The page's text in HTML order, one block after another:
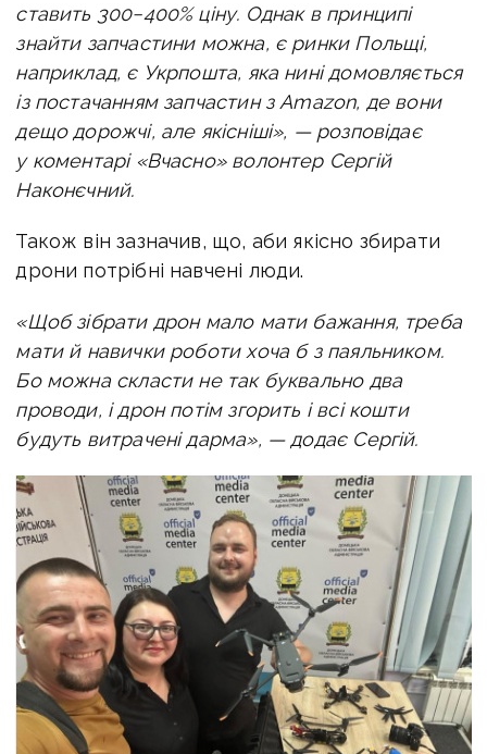
ставить 300−400% ціну. Однак в принципі
знайти запчастини можна, є ринки Польщі,
наприклад, є Укрпошта, яка нині домовляється
із постачанням запчастин з Amazon, де вони
дещо дорожчі, але якісніші», — розповідає
у коментарі «Вчасно» волонтер Сергій
Наконєчний.
Також він зазначив, що, аби якісно збирати
дрони потрібні навчені люди.
«Щоб зібрати дрон мало мати бажання, треба
мати й навички роботи хоча б з паяльником.
Бо можна скласти не так буквально два
проводи, і дрон потім згорить і всі кошти
будуть витрачені дарма», — додає Сергій.